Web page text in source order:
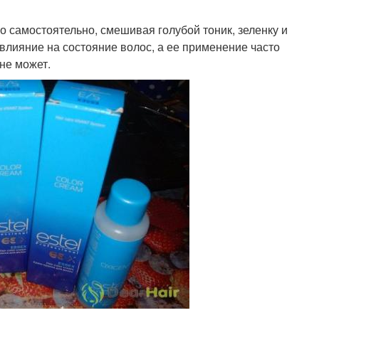
смешивая голубой тоник, зеленку и
на состояние волос, а ее применение часто
может.